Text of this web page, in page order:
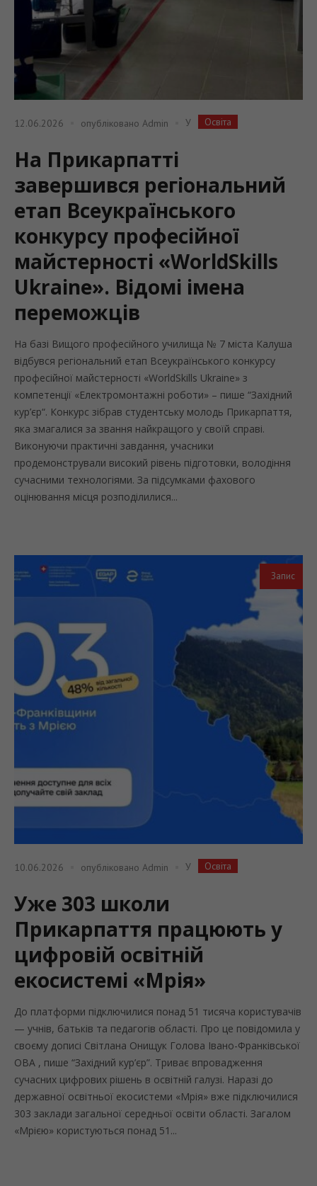
12.06.2026 опубліковано Admin У Освіта
На Прикарпатті
завершився регіональний
етап Всеукраїнського
конкурсу професійної
майстерності «WorldSkills
Ukraine». Відомі імена
переможців
На базі Вищого професійного училища № 7 міста Калуша
відбувся регіональний етап Всеукраїнського конкурсу
професійної майстерності «WorldSkills Ukraine» з
компетенції «Електромонтажні роботи» – пише “Західний
кур’єр“. Конкурс зібрав студентську молодь Прикарпаття,
яка змагалися за звання найкращого у своїй справі.
Виконуючи практичні завдання, учасники
продемонстрували високий рівень підготовки, володіння
сучасними технологіями. За підсумками фахового
оцінювання місця розподілилися...
Запис
10.06.2026 опубліковано Admin У Освіта
Уже 303 школи
Прикарпаття працюють у
цифровій освітній
екосистемі «Мрія»
До платформи підключилися понад 51 тисяча користувачів
— учнів, батьків та педагогів області. Про це повідомила у
своєму дописі Світлана Онищук Голова Івано-Франківської
ОВА , пише “Західний кур’єр”. Триває впровадження
сучасних цифрових рішень в освітній галузі. Наразі до
державної освітньої екосистеми «Мрія» вже підключилися
303 заклади загальної середньої освіти області. Загалом
«Мрією» користуються понад 51...